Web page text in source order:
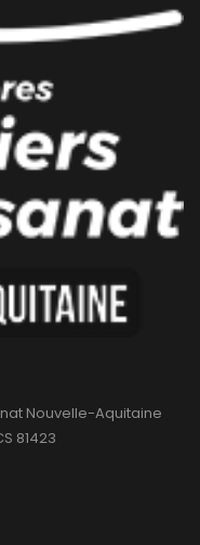
Nouvelle-Aquitaine
81423